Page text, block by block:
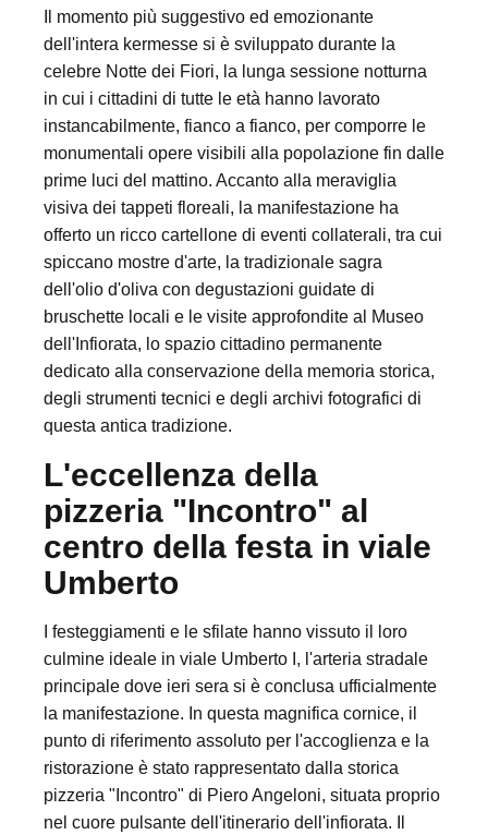
Il momento più suggestivo ed emozionante
dell'intera kermesse si è sviluppato durante la
celebre Notte dei Fiori, la lunga sessione notturna
in cui i cittadini di tutte le età hanno lavorato
instancabilmente, fianco a fianco, per comporre le
monumentali opere visibili alla popolazione fin dalle
prime luci del mattino. Accanto alla meraviglia
visiva dei tappeti floreali, la manifestazione ha
offerto un ricco cartellone di eventi collaterali, tra cui
spiccano mostre d'arte, la tradizionale sagra
dell'olio d'oliva con degustazioni guidate di
bruschette locali e le visite approfondite al Museo
dell'Infiorata, lo spazio cittadino permanente
dedicato alla conservazione della memoria storica,
degli strumenti tecnici e degli archivi fotografici di
questa antica tradizione.
L'eccellenza della
pizzeria "Incontro" al
centro della festa in viale
Umberto
I festeggiamenti e le sfilate hanno vissuto il loro
culmine ideale in viale Umberto I, l'arteria stradale
principale dove ieri sera si è conclusa ufficialmente
la manifestazione. In questa magnifica cornice, il
punto di riferimento assoluto per l'accoglienza e la
ristorazione è stato rappresentato dalla storica
pizzeria "Incontro" di Piero Angeloni, situata proprio
nel cuore pulsante dell'itinerario dell'infiorata. Il